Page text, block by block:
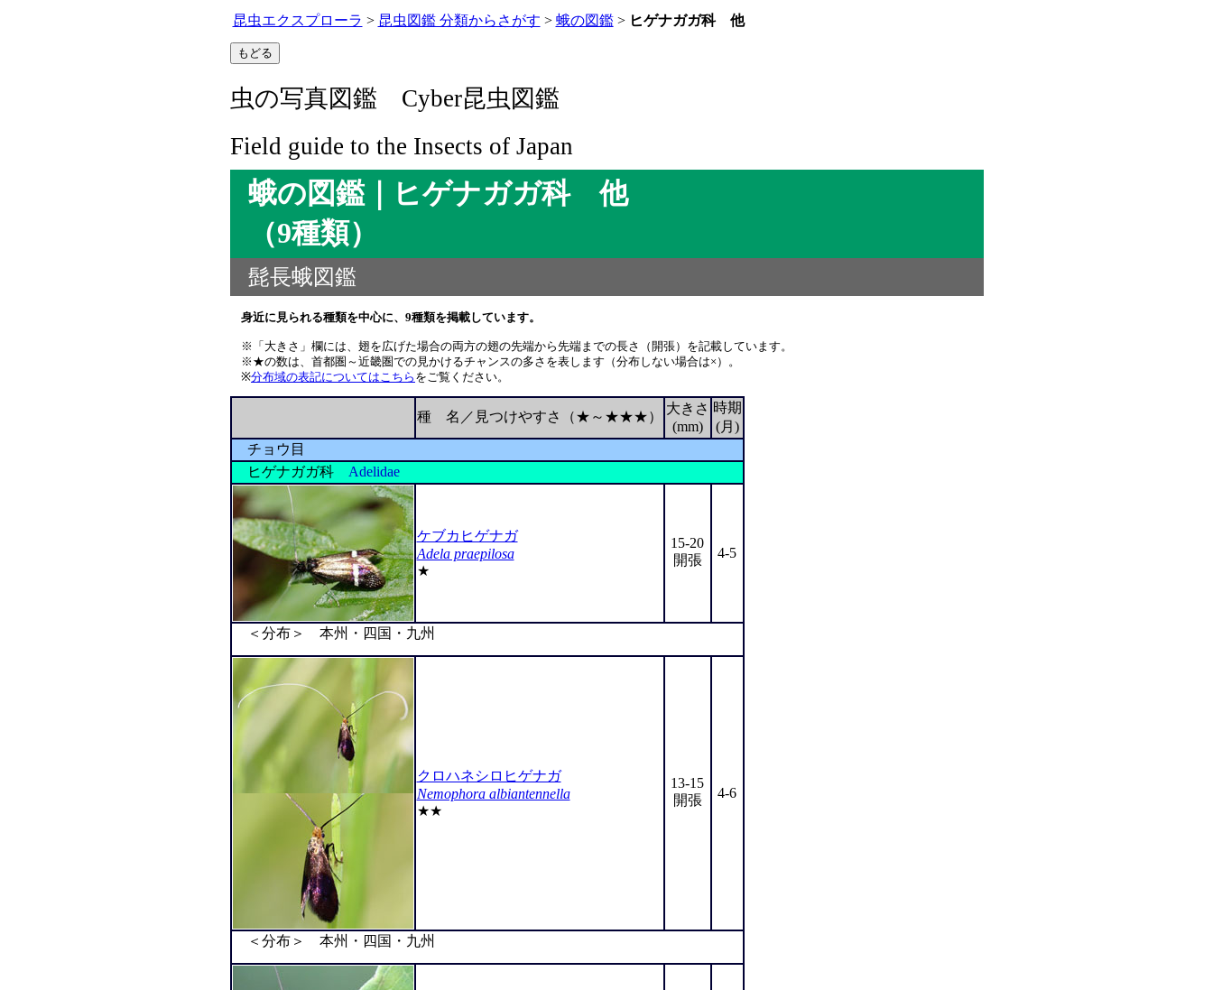
昆虫エクスプローラ > 昆虫図鑑 分類からさがす > 蛾の図鑑 > ヒゲナガガ科 他
虫の写真図鑑 Cyber昆虫図鑑
Field guide to the Insects of Japan
蛾の図鑑｜ヒゲナガガ科 他
（9種類）
髭長蛾図鑑
身近に見られる種類を中心に、9種類を掲載しています。
※「大きさ」欄には、翅を広げた場合の両方の翅の先端から先端までの長さ（開張）を記載しています。
※★の数は、首都圏～近畿圏での見かけるチャンスの多さを表します（分布しない場合は×）。
※分布域の表記についてはこちら をご覧ください。
種 名／見つけやすさ（★～★★★）
大きさ
(mm)
時期
(月)
チョウ目
ヒゲナガガ科 Adelidae
ケブカヒゲナガ
Adela praepilosa
★
15-20
開張
4-5
＜分布＞ 本州・四国・九州
クロハネシロヒゲナガ
Nemophora albiantennella
★★
13-15
開張
4-6
＜分布＞ 本州・四国・九州